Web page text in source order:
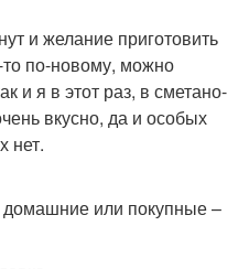
и желание приготовить
по-новому, можно
и я в этот раз, в сметано-
вкусно, да и особых
нет.
или покупные –